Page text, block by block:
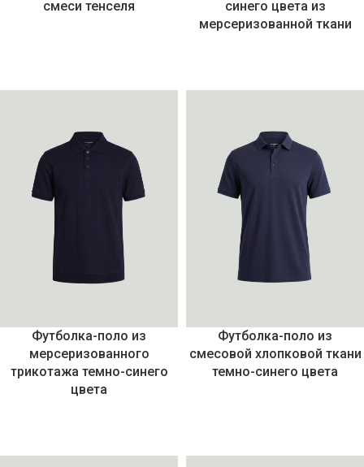
смеси тенселя
синего цвета из
мерсеризованной ткани
Футболка-поло из
мерсеризованного
трикотажа темно-синего
цвета
Футболка-поло из
смесовой хлопковой ткани
темно-синего цвета